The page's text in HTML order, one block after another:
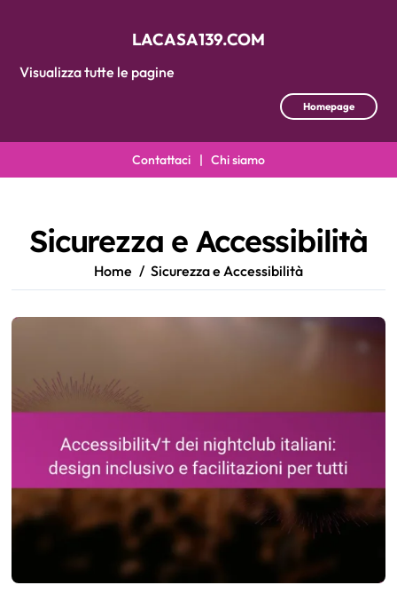
Visualizza tutte le pagine
LACASA139.COM
Homepage
Contattaci | Chi siamo
Sicurezza e Accessibilità
Home Sicurezza e Accessibilità